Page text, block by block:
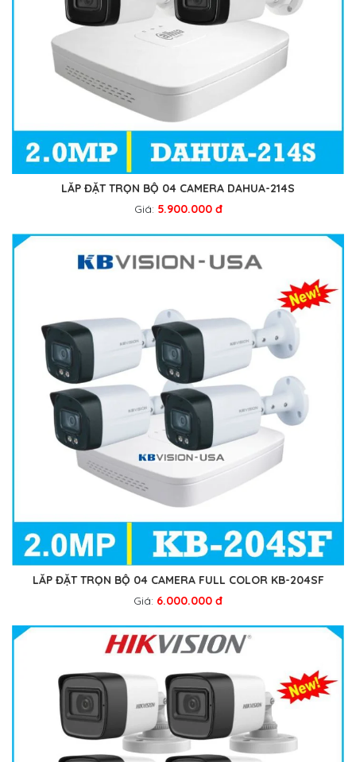
LẮP ĐẶT TRỌN BỘ 04 CAMERA DAHUA-214S
Giá: 5.900.000 đ
LẮP ĐẶT TRỌN BỘ 04 CAMERA FULL COLOR KB-204SF
Giá: 6.000.000 đ